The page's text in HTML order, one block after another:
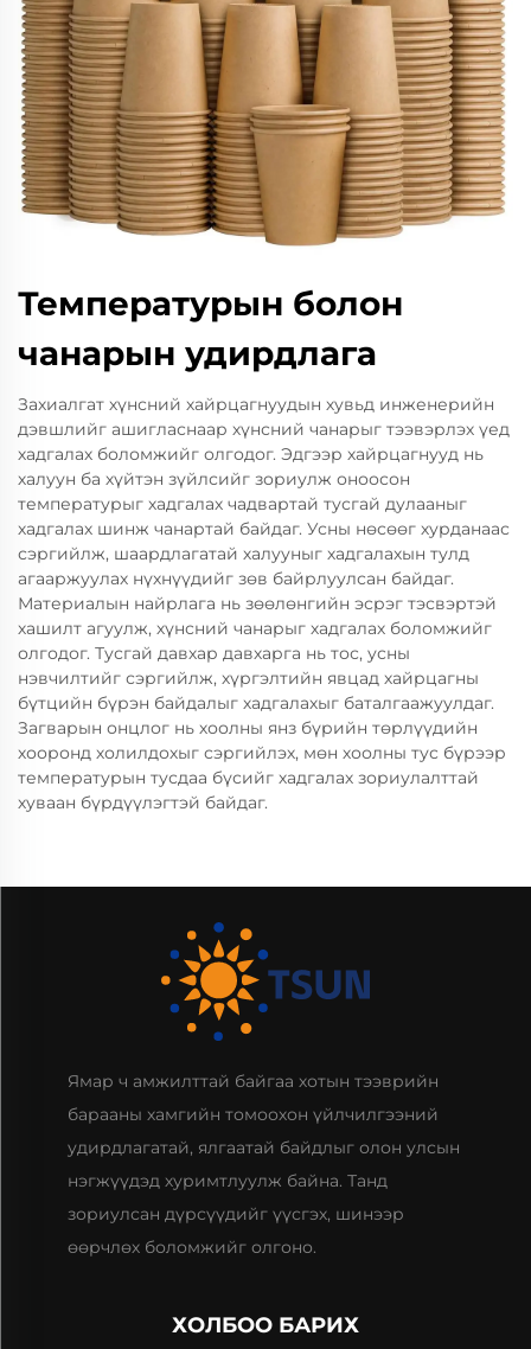
Температурын болон
чанарын удирдлага
Захиалгат хүнсний хайрцагнуудын хувьд инженерийн
дэвшлийг ашигласнаар хүнсний чанарыг тээвэрлэх үед
хадгалах боломжийг олгодог. Эдгээр хайрцагнууд нь
халуун ба хүйтэн зүйлсийг зориулж оноосон
температурыг хадгалах чадвартай тусгай дулааныг
хадгалах шинж чанартай байдаг. Усны нөсөөг хурданаас
сэргийлж, шаардлагатай халууныг хадгалахын тулд
агааржуулах нүхнүүдийг зөв байрлуулсан байдаг.
Материалын найрлага нь зөөлөнгийн эсрэг тэсвэртэй
хашилт агуулж, хүнсний чанарыг хадгалах боломжийг
олгодог. Тусгай давхар давхарга нь тос, усны
нэвчилтийг сэргийлж, хүргэлтийн явцад хайрцагны
бүтцийн бүрэн байдалыг хадгалахыг баталгаажуулдаг.
Загварын онцлог нь хоолны янз бүрийн төрлүүдийн
хооронд холилдохыг сэргийлэх, мөн хоолны тус бүрээр
температурын тусдаа бүсийг хадгалах зориулалттай
хуваан бүрдүүлэгтэй байдаг.
Ямар ч амжилттай байгаа хотын тээврийн
барааны хамгийн томоохон үйлчилгээний
удирдлагатай, ялгаатай байдлыг олон улсын
нэгжүүдэд хуримтлуулж байна. Танд
зориулсан дүрсүүдийг үүсгэх, шинээр
өөрчлөх боломжийг олгоно.
ХОЛБОО БАРИХ